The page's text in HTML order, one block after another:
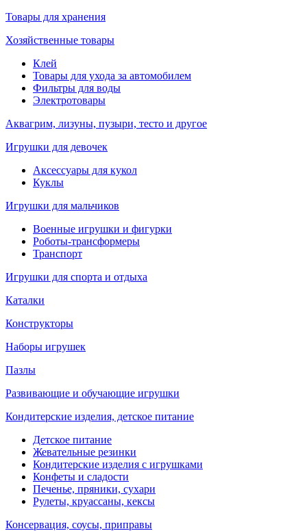
Товары для хранения
Хозяйственные товары
Клей
Товары для ухода за автомобилем
Фильтры для воды
Электротовары
Аквагрим, лизуны, пузыри, тесто и другое
Игрушки для девочек
Аксессуары для кукол
Куклы
Игрушки для мальчиков
Военные игрушки и фигурки
Роботы-трансформеры
Транспорт
Игрушки для спорта и отдыха
Каталки
Конструкторы
Наборы игрушек
Пазлы
Развивающие и обучающие игрушки
Кондитерские изделия, детское питание
Детское питание
Жевательные резинки
Кондитерские изделия с игрушками
Конфеты и сладости
Печенье, пряники, сухари
Рулеты, круассаны, кексы
Консервация, соусы, приправы